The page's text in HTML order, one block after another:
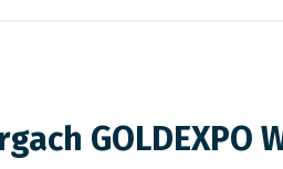
GOLDEXPO